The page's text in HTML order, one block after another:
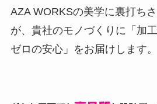
AZA WORKSの美学に裏打ちさ
が、貴社のモノづくりに「加
ゼロの安心」をお届けします。